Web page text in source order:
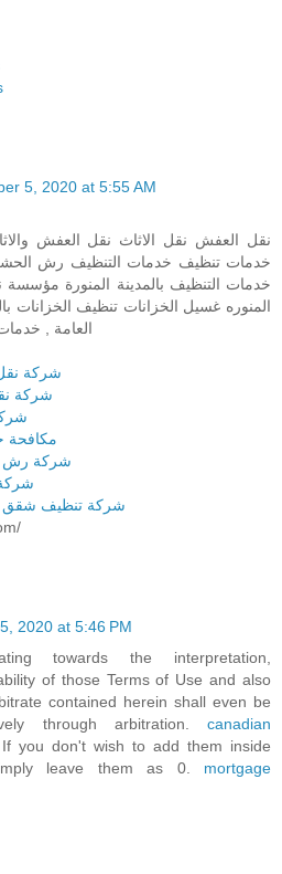
5, 2020 at 5:55 AM
نقل العفش نقل الاثاث نقل العفش
خدمات تنظيف خدمات التنظيف رش
خدمات التنظيف بالمدينة المنورة
المنوره غسيل الخزانات تنظيف الخزانات
العامة ,
شركة
شركة
مكافحة
شركة رش
شركة
شركة تنظيف شقق
2020 at 5:46 PM
towards the interpretation,
of those Terms of Use and also
contained herein shall even be
through arbitration. canadian
If you don't wish to add them inside
leave them as 0. mortgage